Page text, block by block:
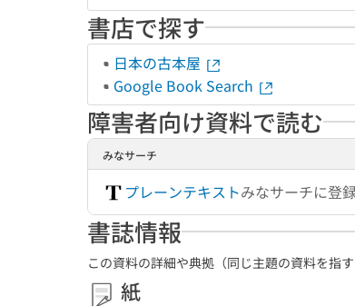
書店で探す
日本の古本屋
Google Book Search
障害者向け資料で読む
みなサーチ
プレーンテキストみなサーチに登
書誌情報
この資料の詳細や典拠（同じ主題の資料を指
紙